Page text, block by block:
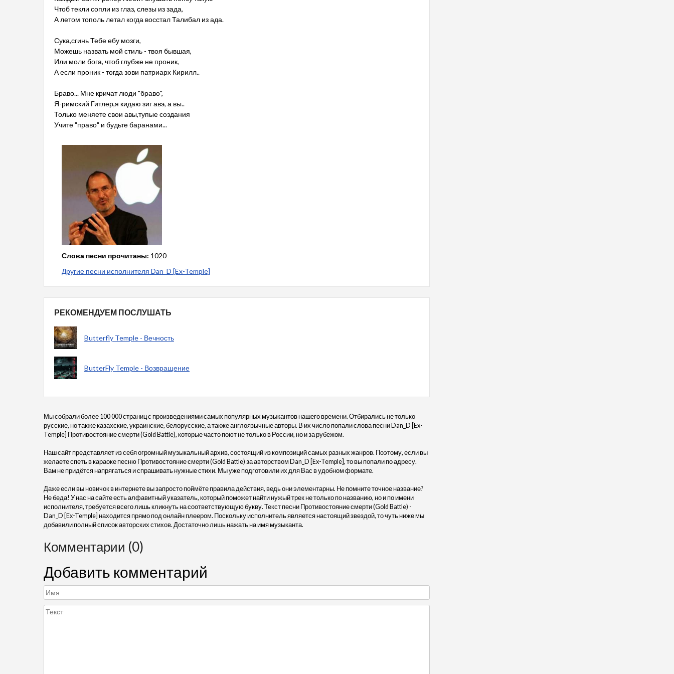
Чтоб текли сопли из глаз, слезы из зада,
А летом тополь летал когда восстал Талибал из ада.
Сука,сгинь Тебе ебу мозги,
Можешь назвать мой стиль - твоя бывшая,
Или моли бога, чтоб глубже не проник,
А если проник - тогда зови патриарх Кирилл..
Браво... Мне кричат люди "браво",
Я-римский Гитлер,я кидаю зиг авэ, а вы..
Только меняете свои авы,тупые создания
Учите "право" и будьте баранами...
Слова песни прочитаны: 1020
Другие песни исполнителя Dan_D [Ex-Temple]
РЕКОМЕНДУЕМ ПОСЛУШАТЬ
Butterfly Temple - Вечность
ButterFly Temple - Возвращение
Мы собрали более 100 000 страниц с произведениями самых популярных музыкантов нашего времени. Отбирались не только
русские, но также казахские, украинские, белорусские, а также англоязычные авторы. В их число попали слова песни Dan_D [Ex-
Temple] Противостояние смерти (Gold Battle), которые часто поют не только в России, но и за рубежом.
Наш сайт представляет из себя огромный музыкальный архив, состоящий из композиций самых разных жанров. Поэтому, если вы
желаете спеть в караоке песню Противостояние смерти (Gold Battle) за авторством Dan_D [Ex-Temple], то вы попали по адресу.
Вам не придётся напрягаться и спрашивать нужные стихи. Мы уже подготовили их для Вас в удобном формате.
Даже если вы новичок в интернете вы запросто поймёте правила действия, ведь они элементарны. Не помните точное название?
Не беда! У нас на сайте есть алфавитный указатель, который поможет найти нужый трек не только по названию, но и по имени
исполнителя, требуется всего лишь кликнуть на соответствующую букву. Текст песни Противостояние смерти (Gold Battle) -
Dan_D [Ex-Temple] находится прямо под онлайн плеером. Поскольку исполнитель является настоящий звездой, то чуть ниже мы
добавили полный список авторских стихов. Достаточно лишь нажать на имя музыканта.
Комментарии (0)
Добавить комментарий